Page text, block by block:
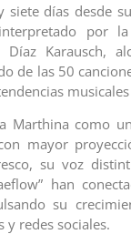
siete días desde
interpretado por
Díaz Karausch,
de las 50
Marthina como
mayor
su voz
han
su
y redes sociales.